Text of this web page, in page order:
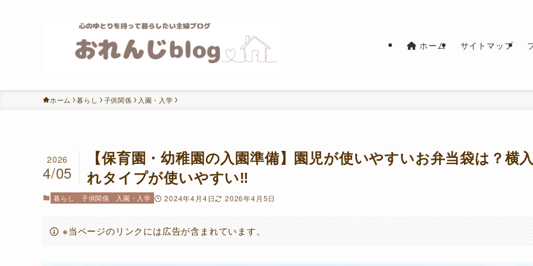
ホーム サイトマップ
ホーム 暮らし 子供関係 入園・入学
【保育園・幼稚園の入園準備】園児が使いやすいお弁当袋は？横
れタイプが使いやすい‼
2026
4/05
暮らし 子供関係 入園・入学 2024年4月4日 2026年4月5日
※当ページのリンクには広告が含まれています。